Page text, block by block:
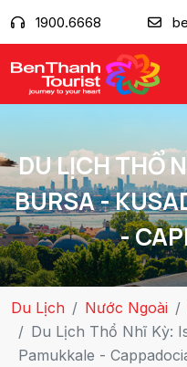
1900.6668
DU LỊCH THỔ
BURSA -
-
Du Lịch Nước Ngoài
Du Lịch Thổ Nhĩ Kỳ:
Pamukkale -